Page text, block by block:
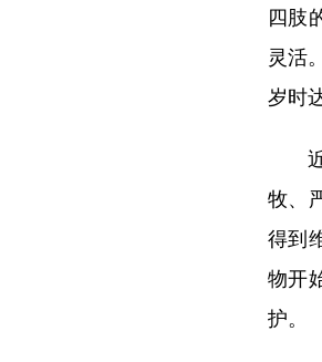
四肢
灵活
岁时
近
牧、
得到
物开
护。